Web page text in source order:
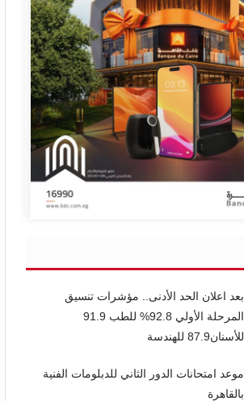
بعد اعلان الحد الأدنى.. مؤشرات تنسيق
المرحلة الأولي 92.8% للطب 91.9
للأسنان87.9 للهندسة
موعد امتحانات الدور الثاني للدبلومات الفنية
بالقاهرة